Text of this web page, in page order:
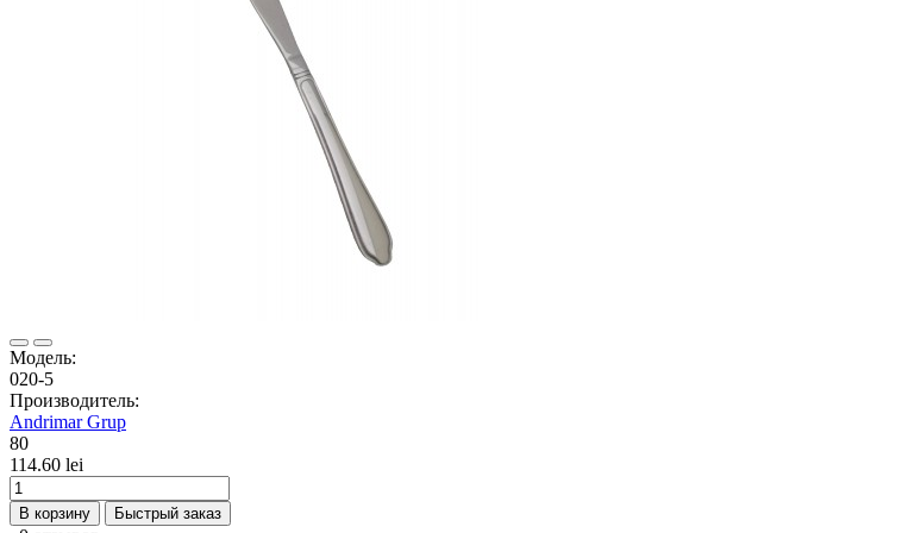
Модель:
020-5
Производитель:
Andrimar Grup
80
114.60 lei
В корзину Быстрый заказ